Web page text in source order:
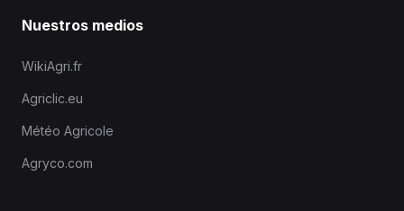
Nuestros medios
WikiAgri.fr
Agriclic.eu
Météo Agricole
Agryco.com